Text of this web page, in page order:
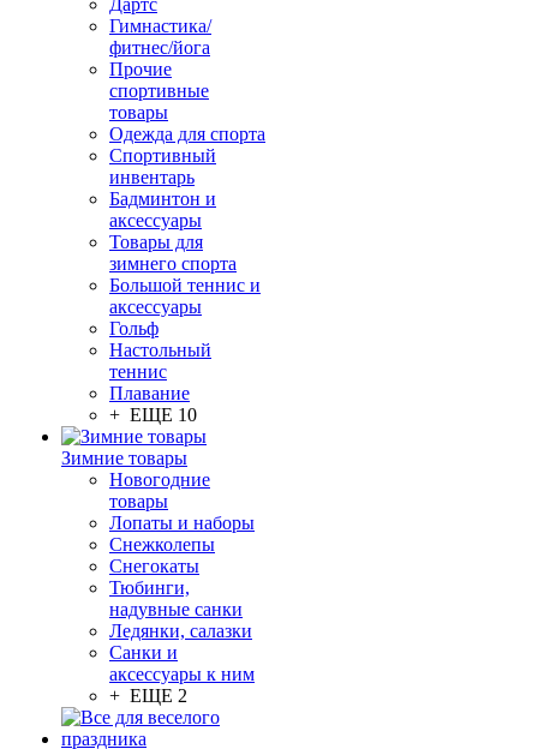
Дартс
Гимнастика/
фитнес/йога
Прочие
спортивные
товары
Одежда для спорта
Спортивный
инвентарь
Бадминтон и
аксессуары
Товары для
зимнего спорта
Большой теннис и
аксессуары
Гольф
Настольный
теннис
Плавание
+ ЕЩЕ 10
Зимние товары
Новогодние
товары
Лопаты и наборы
Снежколепы
Снегокаты
Тюбинги,
надувные санки
Ледянки, салазки
Санки и
аксессуары к ним
+ ЕЩЕ 2